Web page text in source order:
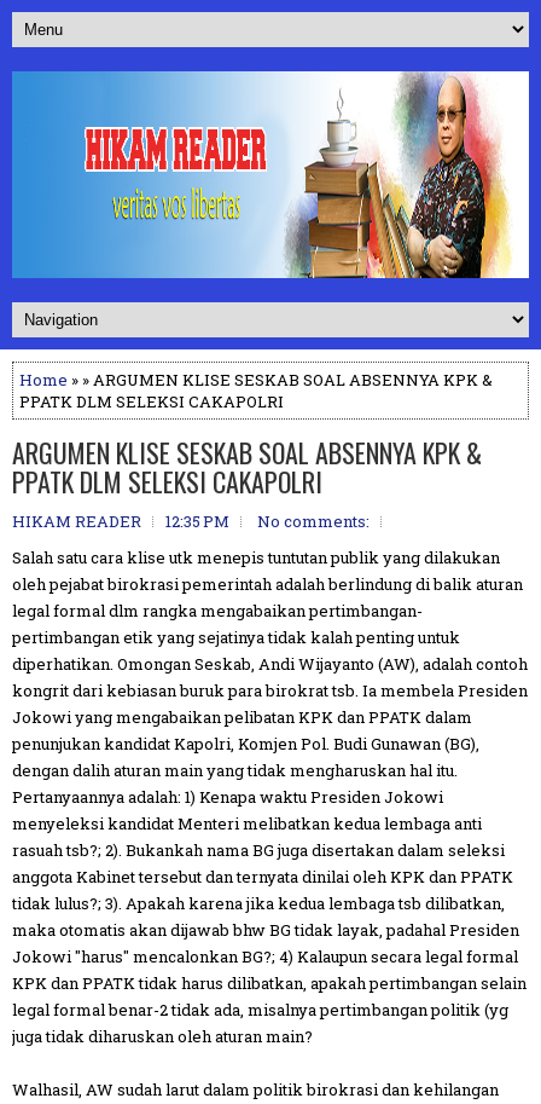
Home » » ARGUMEN KLISE SESKAB SOAL ABSENNYA KPK &
PPATK DLM SELEKSI CAKAPOLRI
ARGUMEN KLISE SESKAB SOAL ABSENNYA KPK &
PPATK DLM SELEKSI CAKAPOLRI
HIKAM READER 12:35 PM
No comments:
Salah satu cara klise utk menepis tuntutan publik yang dilakukan
oleh pejabat birokrasi pemerintah adalah berlindung di balik aturan
legal formal dlm rangka mengabaikan pertimbangan-
pertimbangan etik yang sejatinya tidak kalah penting untuk
diperhatikan. Omongan Seskab, Andi Wijayanto (AW), adalah contoh
kongrit dari kebiasan buruk para birokrat tsb. Ia membela Presiden
Jokowi yang mengabaikan pelibatan KPK dan PPATK dalam
penunjukan kandidat Kapolri, Komjen Pol. Budi Gunawan (BG),
dengan dalih aturan main yang tidak mengharuskan hal itu.
Pertanyaannya adalah: 1) Kenapa waktu Presiden Jokowi
menyeleksi kandidat Menteri melibatkan kedua lembaga anti
rasuah tsb?; 2). Bukankah nama BG juga disertakan dalam seleksi
anggota Kabinet tersebut dan ternyata dinilai oleh KPK dan PPATK
tidak lulus?; 3). Apakah karena jika kedua lembaga tsb dilibatkan,
maka otomatis akan dijawab bhw BG tidak layak, padahal Presiden
Jokowi "harus" mencalonkan BG?; 4) Kalaupun secara legal formal
KPK dan PPATK tidak harus dilibatkan, apakah pertimbangan selain
legal formal benar-2 tidak ada, misalnya pertimbangan politik (yg
juga tidak diharuskan oleh aturan main?
Walhasil, AW sudah larut dalam politik birokrasi dan kehilangan